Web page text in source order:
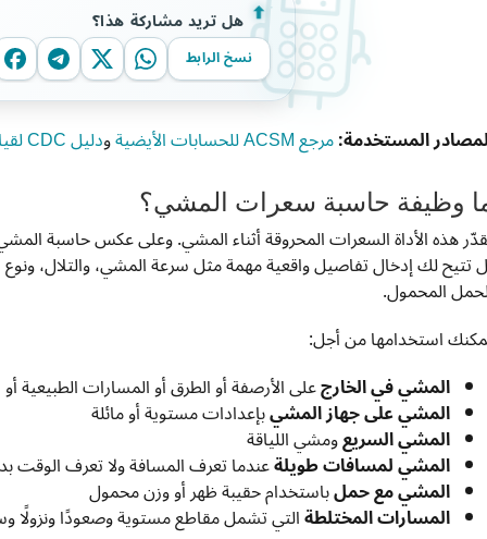
هل تريد مشاركة هذا؟
نسخ الرابط
المستخدمة:مرجع ACSM للحسابات الأيضية ودليل CDC لقياس شدة النشاط البدني
وظيفة حاسبة سعرات المشي؟
هذه الأداة السعرات المحروقة أثناء المشي. وعلى عكس حاسبة
تتيح لك إدخال تفاصيل واقعية مهمة مثل سرعة المشي، والتلال،
المحمول.
استخدامها من أجل:
المشي في الخارجعلى الأرصفة أو الطرق أو المسارات الطبيعية أو
المشي على جهاز المشيبإعدادات مستوية أو مائلة
المشي السريعومشي اللياقة
المشي لمسافات طويلةعندما تعرف المسافة ولا تعرف الوقت
المشي مع حملباستخدام حقيبة ظهر أو وزن محمول
المسارات المختلطةالتي تشمل مقاطع مستوية وصعودًا ونزولًا